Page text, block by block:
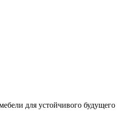
для устойчивого будущего